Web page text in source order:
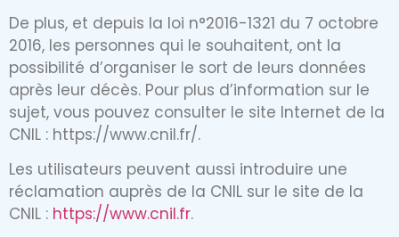
De plus, et depuis la loi n°2016-1321 du 7 octobre
2016, les personnes qui le souhaitent, ont la
possibilité d’organiser le sort de leurs données
après leur décès. Pour plus d’information sur le
sujet, vous pouvez consulter le site Internet de la
CNIL : https://www.cnil.fr/.
Les utilisateurs peuvent aussi introduire une
réclamation auprès de la CNIL sur le site de la
CNIL : https://www.cnil.fr.